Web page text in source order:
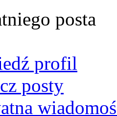
posta
profil
posty